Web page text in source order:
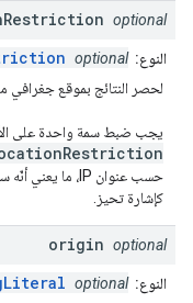
Restriction optional
النوع: optional
لحصر النتائج بموقع جغرافي
يجب ضبط سمة واحدة على
كإشارة تحيز.
origin optional
النوع: optional